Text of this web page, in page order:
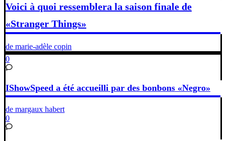
Voici à quoi ressemblera la saison finale de
«Stranger Things»
de marie-adèle copin
0
IShowSpeed a été accueilli par des bonbons «Negro»
de margaux habert
0